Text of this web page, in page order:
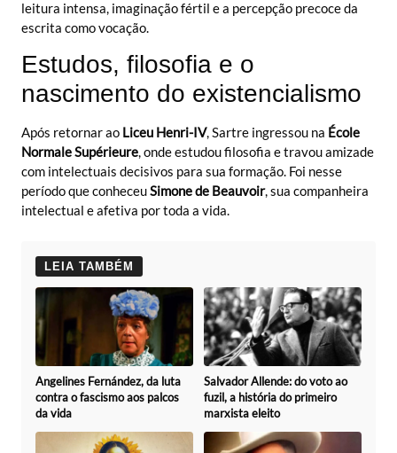
leitura intensa, imaginação fértil e a percepção precoce da
escrita como vocação.
Estudos, filosofia e o
nascimento do existencialismo
Após retornar ao Liceu Henri-IV, Sartre ingressou na École
Normale Supérieure, onde estudou filosofia e travou amizade
com intelectuais decisivos para sua formação. Foi nesse
período que conheceuSimone de Beauvoir, sua companheira
intelectual e afetiva por toda a vida.
LEIA TAMBÉM
Angelines Fernández, da luta
contra o fascismo aos palcos
da vida
Salvador Allende: do voto ao
fuzil, a história do primeiro
marxista eleito